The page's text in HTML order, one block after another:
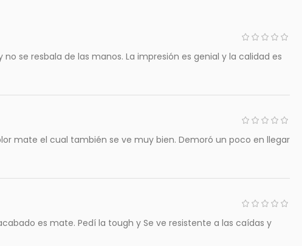
se resbala de las manos. La impresión es genial y la calidad es
mate el cual también se ve muy bien. Demoró un poco en llegar
es mate. Pedí la tough y Se ve resistente a las caídas y